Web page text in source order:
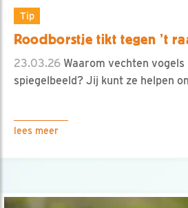
Tip
Roodborstje tikt tegen ’t
23.03.26 Waarom vechten vogels
spiegelbeeld? Jij kunt ze helpen
lees meer